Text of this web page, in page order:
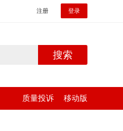
注册 登录
搜索
质量投诉 移动版